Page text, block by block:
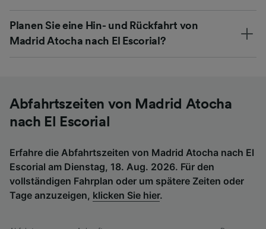
Planen Sie eine Hin- und Rückfahrt von
Madrid Atocha nach El Escorial?
Abfahrtszeiten von Madrid Atocha
nach El Escorial
Erfahre die Abfahrtszeiten von Madrid Atocha nach El
Escorial am Dienstag, 18. Aug. 2026. Für den
vollständigen Fahrplan oder um spätere Zeiten oder
Tage anzuzeigen, klicken Sie hier.